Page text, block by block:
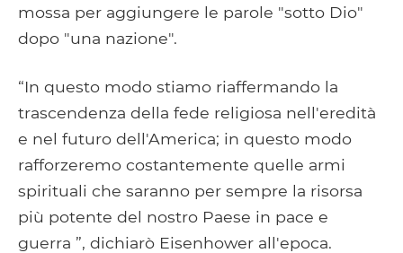
mossa per aggiungere le parole "sotto Dio"
dopo "una nazione".
“In questo modo stiamo riaffermando la
trascendenza della fede religiosa nell'eredità
e nel futuro dell'America; in questo modo
rafforzeremo costantemente quelle armi
spirituali che saranno per sempre la risorsa
più potente del nostro Paese in pace e
guerra ”, dichiarò Eisenhower all'epoca.